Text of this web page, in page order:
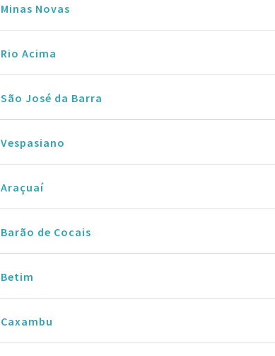
Minas Novas
Rio Acima
São José da Barra
Vespasiano
Araçuaí
Barão de Cocais
Betim
Caxambu